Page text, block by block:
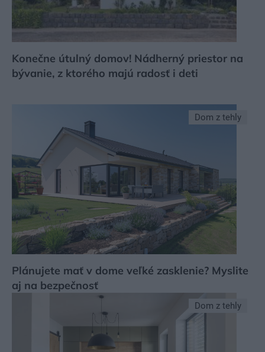
Konečne útulný domov! Nádherný priestor na
bývanie, z ktorého majú radosť i deti
Dom z tehly
Plánujete mať v dome veľké zasklenie? Myslite
aj na bezpečnosť
Dom z tehly